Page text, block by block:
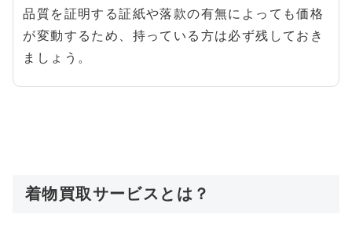
品質を証明する証紙や落款の有無によっても価格
が変動するため、持っている方は必ず残しておき
ましょう。
着物買取サービスとは？